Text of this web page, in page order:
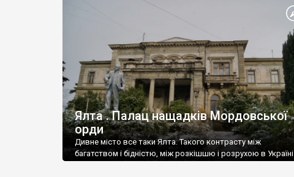
Ялта . Палац нащадків Мордовської
орди
Дивне місто все таки Ялта. Такого контрасту між
багатством і бідністю, між розкішшю і розрухою в Україні